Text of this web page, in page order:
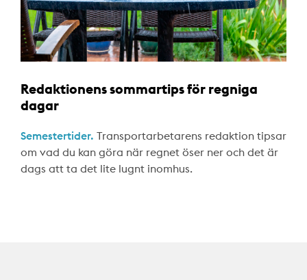
Redaktionens sommartips för regniga
dagar
Semestertider. Transportarbetarens redaktion tipsar
om vad du kan göra när regnet öser ner och det är
dags att ta det lite lugnt inomhus.